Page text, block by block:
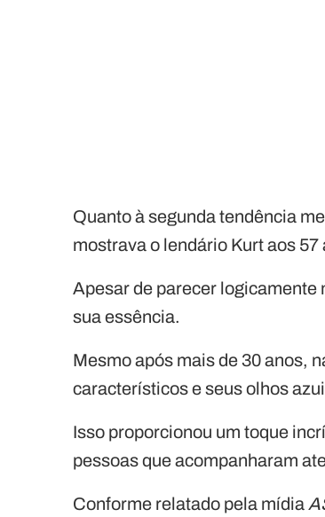
Quanto à segunda tendência
mostrava o lendário Kurt aos
Apesar de parecer logicamente
sua essência.
Mesmo após mais de 30 anos,
característicos e seus olhos
Isso proporcionou um toque
pessoas que acompanharam
Conforme relatado pela mídia